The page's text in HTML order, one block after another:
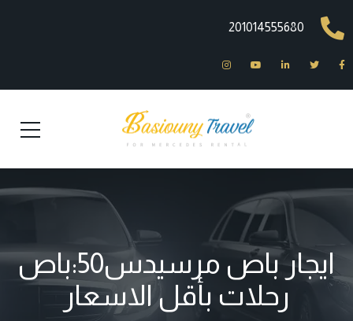
201014555680
ايجار باص مرسيدس50:باص
رحلات بأقل الاسعار